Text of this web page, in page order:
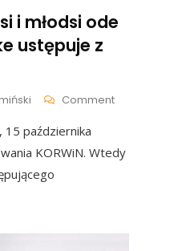
i młodsi ode
ustępuje z
CommentOn
Lat,
Są
15 października
KORWiN. Wtedy